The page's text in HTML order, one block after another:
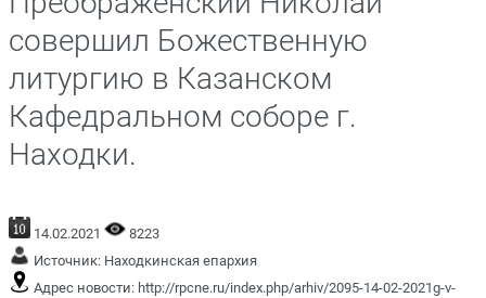
совершил Божественную
литургию в Казанском
Кафедральном соборе г.
Находки.
14.02.2021
8223
Источник: Находкинская епархия
Адрес новости: http://rpcne.ru/index.php/arhiv/2095-14-02-2021g-v-